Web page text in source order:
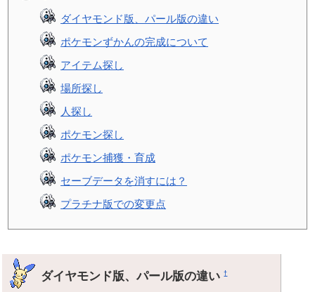
ダイヤモンド版、パール版の違い
ポケモンずかんの完成について
アイテム探し
場所探し
人探し
ポケモン探し
ポケモン捕獲・育成
セーブデータを消すには？
プラチナ版での変更点
ダイヤモンド版、パール版の違い†